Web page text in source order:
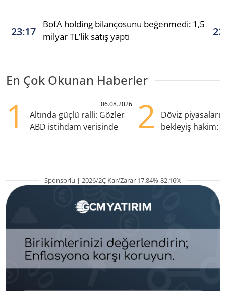
23:17
BofA holding bilançosunu beğenmedi: 1,5
milyar TL’lik satış yaptı
En Çok Okunan Haberler
1 06.08.2026
Altında güçlü ralli: Gözler
ABD istihdam verisinde
2
Döviz
bekleyiş hakim:
Sponsorlu | 2026/2Ç Kar/Zarar 17.84%-82.16%